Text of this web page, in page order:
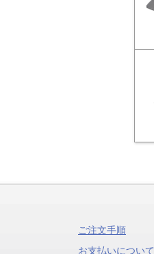
ご注文手順
お支払いについて